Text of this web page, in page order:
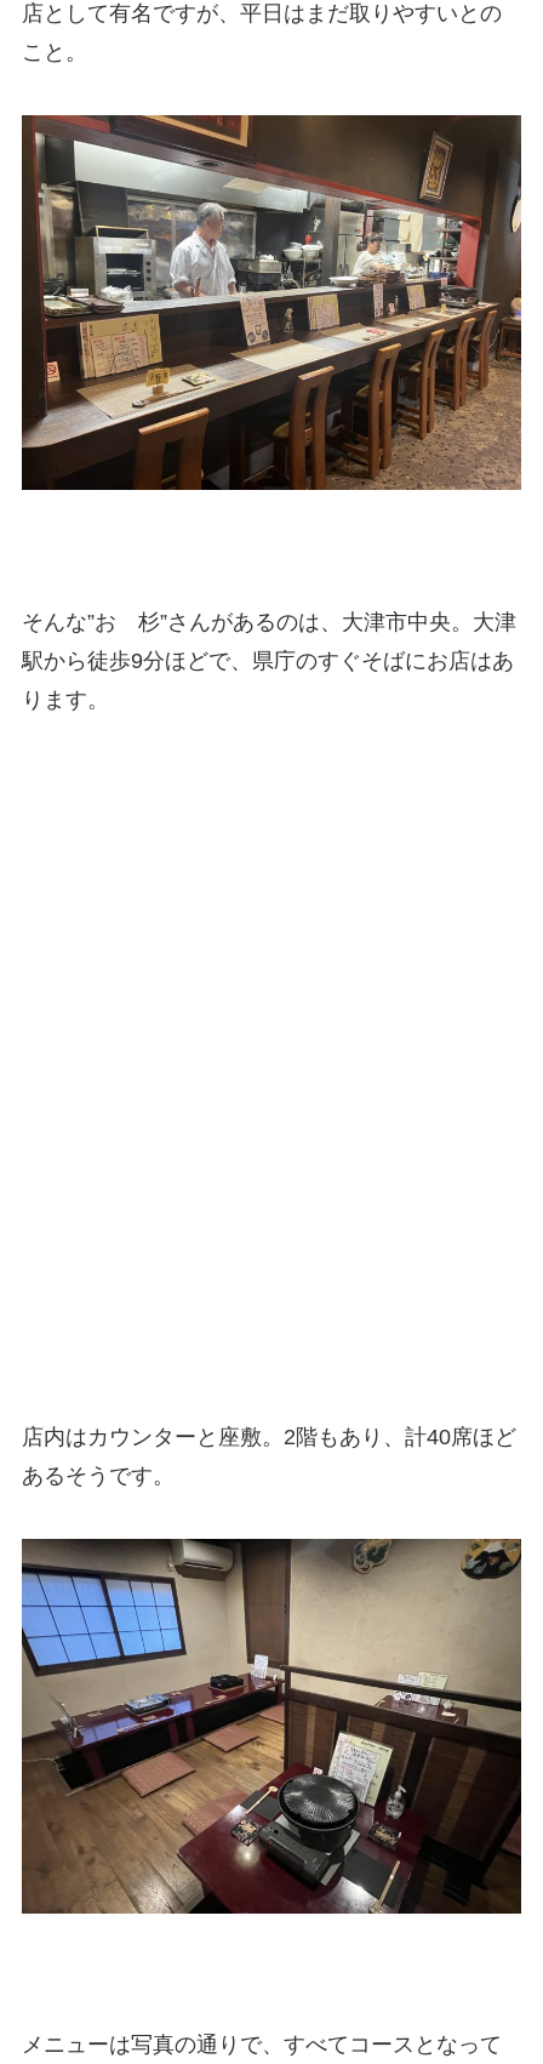
店として有名ですが、平日はまだ取りやすいとの
こと。
そんな”おゝ杉”さんがあるのは、大津市中央。大津
駅から徒歩9分ほどで、県庁のすぐそばにお店はあ
ります。
店内はカウンターと座敷。2階もあり、計40席ほど
あるそうです。
メニューは写真の通りで、すべてコースとなって